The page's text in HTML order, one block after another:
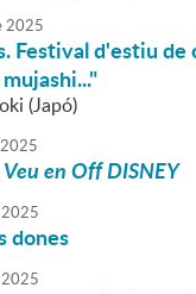
2025
Festival d'estiu de
(Japó)
2025
en Off DISNEY
2025
dones
2025